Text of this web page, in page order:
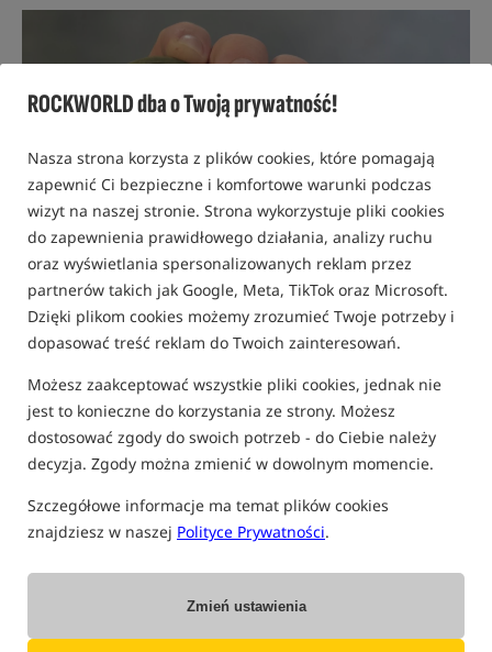
ROCKWORLD dba o Twoją prywatność!
Nasza strona korzysta z plików cookies, które pomagają
zapewnić Ci bezpieczne i komfortowe warunki podczas
wizyt na naszej stronie. Strona wykorzystuje pliki cookies
do zapewnienia prawidłowego działania, analizy ruchu
oraz wyświetlania spersonalizowanych reklam przez
partnerów takich jak Google, Meta, TikTok oraz Microsoft.
Dzięki plikom cookies możemy zrozumieć Twoje potrzeby i
dopasować treść reklam do Twoich zainteresowań.
Możesz zaakceptować wszystkie pliki cookies, jednak nie
jest to konieczne do korzystania ze strony. Możesz
dostosować zgody do swoich potrzeb - do Ciebie należy
decyzja. Zgody można zmienić w dowolnym momencie.
Szczegółowe informacje ma temat plików cookies
znajdziesz w naszej Polityce Prywatności.
Zmień ustawienia
10 PAŹDZIERNIKA 2025 R. ADAM SKRZYPEK
TOP 5 Plecionek Przyponowych w Otulinie
Plecionki przyponowe w otulinie to jeden z kluczowych
elementów wyposażenia każdego karpiarza który
konstrukcji łączą wytrzymałość, elastyczność oraz doskonałe